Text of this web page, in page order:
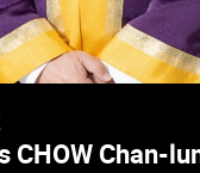
CHOW Chan-